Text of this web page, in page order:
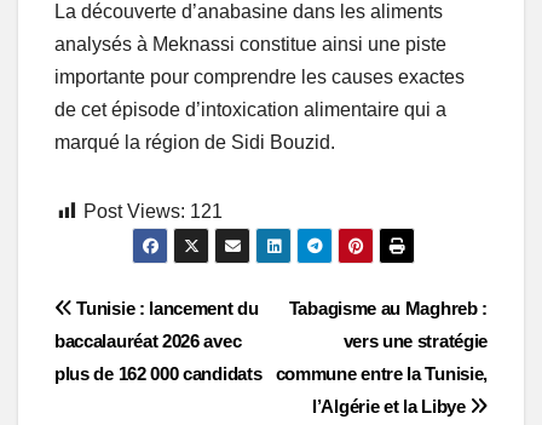
La découverte d’anabasine dans les aliments
analysés à Meknassi constitue ainsi une piste
importante pour comprendre les causes exactes
de cet épisode d’intoxication alimentaire qui a
marqué la région de Sidi Bouzid.
Post Views: 121
Post
navigation
Tabagisme au Maghreb :
vers une stratégie
commune entre la Tunisie,
l’Algérie et la Libye
Tunisie : lancement du
baccalauréat 2026 avec
plus de 162 000 candidats